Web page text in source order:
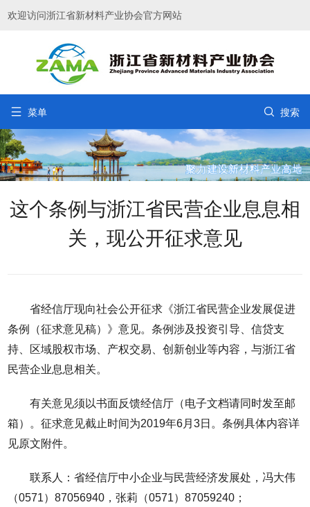
欢迎访问浙江省新材料产业协会官方网站
 菜单  搜索
这个条例与浙江省民营企业息息相
关，现公开征求意见
省经信厅现向社会公开征求《浙江省民营企业发展促进
条例（征求意见稿）》意见。条例涉及投资引导、信贷支
持、区域股权市场、产权交易、创新创业等内容，与浙江省
民营企业息息相关。
有关意见须以书面反馈经信厅（电子文档请同时发至邮
箱）。征求意见截止时间为2019年6月3日。条例具体内容详
见原文附件。
联系人：省经信厅中小企业与民营经济发展处，冯大伟
（0571）87056940，张莉（0571）87059240；